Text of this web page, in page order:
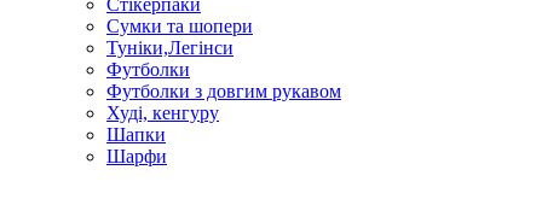
Стікерпаки
Сумки та шопери
Туніки,Легінси
Футболки
Футболки з довгим рукавом
Худі, кенгуру
Шапки
Шарфи